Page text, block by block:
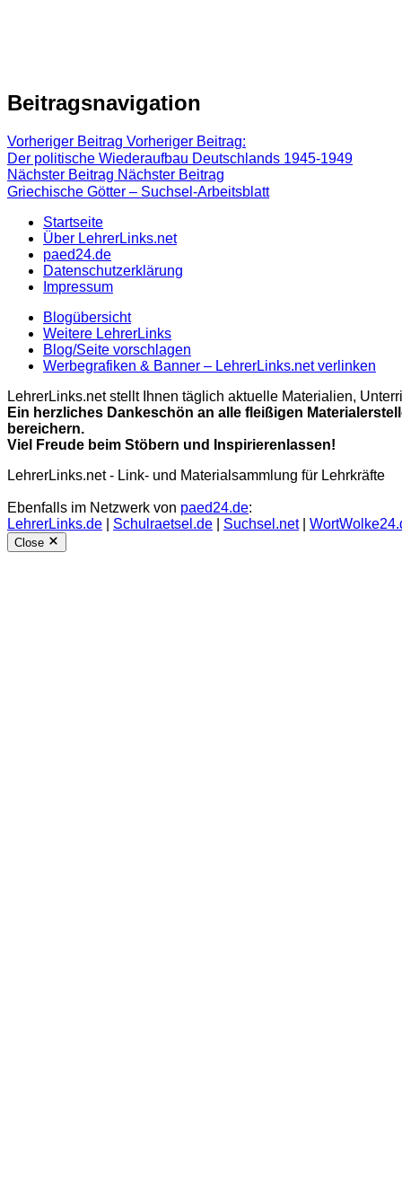
Beitragsnavigation
Vorheriger Beitrag Vorheriger Beitrag:
Der politische Wiederaufbau Deutschlands 1945-1949
Nächster Beitrag Nächster Beitrag
Griechische Götter – Suchsel-Arbeitsblatt
Startseite
Über LehrerLinks.net
paed24.de
Datenschutzerklärung
Impressum
Blogübersicht
Weitere LehrerLinks
Blog/Seite vorschlagen
Werbegrafiken & Banner – LehrerLinks.net verlinken
LehrerLinks.net stellt Ihnen täglich aktuelle Materialien,
Ein herzliches Dankeschön an alle fleißigen
bereichern.
Viel Freude beim Stöbern und Inspirierenlassen!
LehrerLinks.net - Link- und Materialsammlung für Lehrkräfte
Ebenfalls im Netzwerk von paed24.de:
LehrerLinks.de
Schulraetsel.de Suchsel.net|
Close